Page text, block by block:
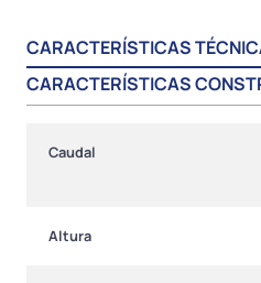
CARACTERÍSTICAS
CARACTERÍSTICAS
Caudal
Altura